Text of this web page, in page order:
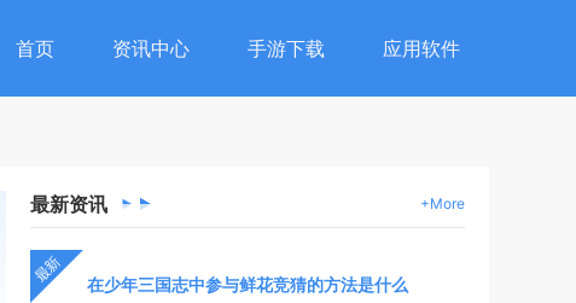
首页 资讯中心 手游下载 应用软件
最新资讯 +More
最新 在少年三国志中参与鲜花竞猜的方法是什么